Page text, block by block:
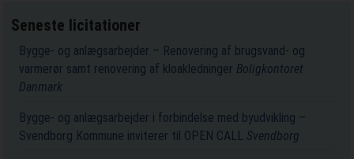
Seneste licitationer
Bygge- og anlægsarbejder – Renovering af brugsvand- og
varmerør samt renovering af kloakledninger Boligkontoret
Danmark
Bygge- og anlægsarbejder i forbindelse med byudvikling –
Svendborg Kommune inviterer til OPEN CALL Svendborg